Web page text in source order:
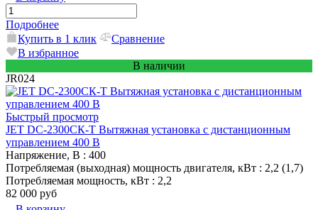
Подробнее
Купить в 1 клик
Сравнение
В избранное
В наличии
JR024
Быстрый просмотр
JET DC-2300СК-T Вытяжная установка с дистанционным
управлением 400 В
Напряжение, В : 400
Потребляемая (выходная) мощность двигателя, кВт : 2,2 (1,7)
Потребляемая мощность, кВт : 2,2
82 000 руб